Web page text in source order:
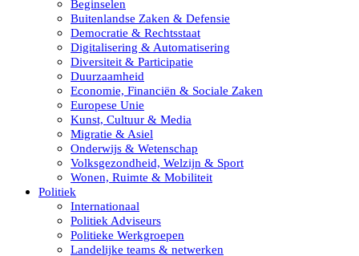
Beginselen
Buitenlandse Zaken & Defensie
Democratie & Rechtsstaat
Digitalisering & Automatisering
Diversiteit & Participatie
Duurzaamheid
Economie, Financiën & Sociale Zaken
Europese Unie
Kunst, Cultuur & Media
Migratie & Asiel
Onderwijs & Wetenschap
Volksgezondheid, Welzijn & Sport
Wonen, Ruimte & Mobiliteit
Politiek
Internationaal
Politiek Adviseurs
Politieke Werkgroepen
Landelijke teams & netwerken